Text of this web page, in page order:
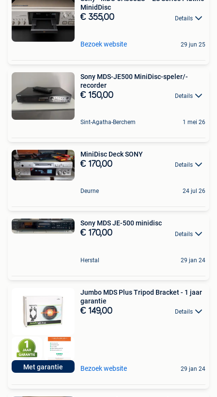
MinidDisc
€ 355,00 Details
Bezoek website 29 jun 25
Sony MDS-JE500 MiniDisc-speler/-
recorder
€ 150,00 Details
Sint-Agatha-Berchem 1 mei 26
MiniDisc Deck SONY
€ 170,00 Details
Deurne 24 jul 26
Sony MDS JE-500 minidisc
€ 170,00 Details
Herstal 29 jan 24
Met garantie
Jumbo MDS Plus Tripod Bracket - 1 jaar
garantie
€ 149,00 Details
Bezoek website 29 jan 24